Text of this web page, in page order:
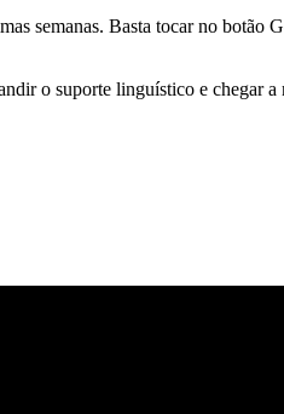
semanas. Basta tocar no botão
o suporte linguístico e chegar a